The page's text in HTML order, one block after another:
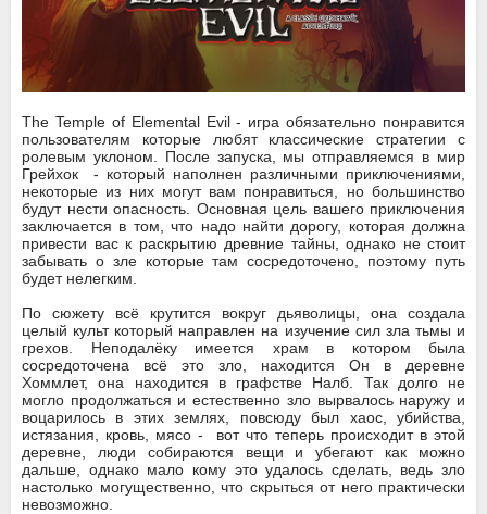
The Temple of Elemental Evil - игра обязательно понравится
пользователям которые любят классические стратегии с
ролевым уклоном. После запуска, мы отправляемся в мир
Грейхок - который наполнен различными приключениями,
некоторые из них могут вам понравиться, но большинство
будут нести опасность. Основная цель вашего приключения
заключается в том, что надо найти дорогу, которая должна
привести вас к раскрытию древние тайны, однако не стоит
забывать о зле которые там сосредоточено, поэтому путь
будет нелегким.
По сюжету всё крутится вокруг дьяволицы, она создала
целый культ который направлен на изучение сил зла тьмы и
грехов. Неподалёку имеется храм в котором была
сосредоточена всё это зло, находится Он в деревне
Хоммлет, она находится в графстве Налб. Так долго не
могло продолжаться и естественно зло вырвалось наружу и
воцарилось в этих землях, повсюду был хаос, убийства,
истязания, кровь, мясо - вот что теперь происходит в этой
деревне, люди собираются вещи и убегают как можно
дальше, однако мало кому это удалось сделать, ведь зло
настолько могущественно, что скрыться от него практически
невозможно.